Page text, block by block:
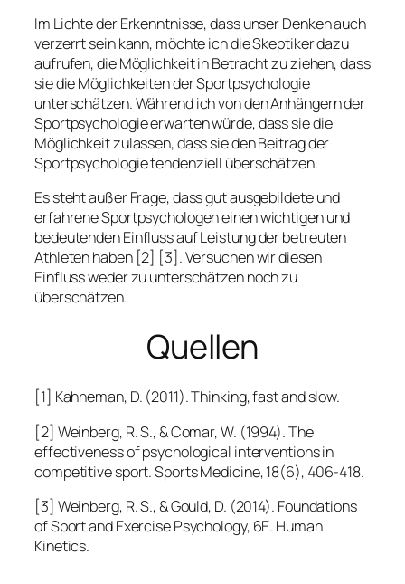
Im Lichte der Erkenntnisse, dass unser Denken auch
verzerrt sein kann, möchte ich die Skeptiker dazu
aufrufen, die Möglichkeit in Betracht zu ziehen, dass
sie die Möglichkeiten der Sportpsychologie
unterschätzen. Während ich von den Anhängern der
Sportpsychologie erwarten würde, dass sie die
Möglichkeit zulassen, dass sie den Beitrag der
Sportpsychologie tendenziell überschätzen.
Es steht außer Frage, dass gut ausgebildete und
erfahrene Sportpsychologen einen wichtigen und
bedeutenden Einfluss auf Leistung der betreuten
Athleten haben [2] [3]. Versuchen wir diesen
Einfluss weder zu unterschätzen noch zu
überschätzen.
Quellen
[1] Kahneman, D. (2011). Thinking, fast and slow.
[2] Weinberg, R. S., & Comar, W. (1994). The
effectiveness of psychological interventions in
competitive sport.Sports Medicine,18(6), 406-418.
[3] Weinberg, R. S., & Gould, D. (2014). Foundations
of Sport and Exercise Psychology, 6E. Human
Kinetics.